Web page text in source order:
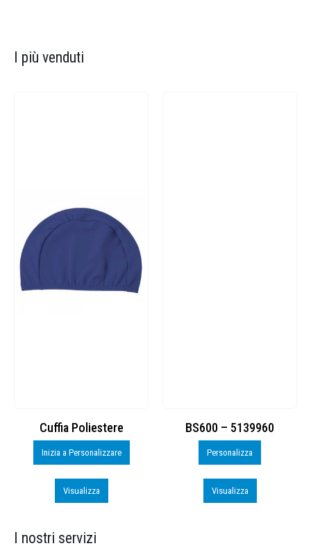
I più venduti
Cuffia Poliestere
Inizia a Personalizzare
Visualizza
BS600 – 5139960
Personalizza
Visualizza
I nostri servizi